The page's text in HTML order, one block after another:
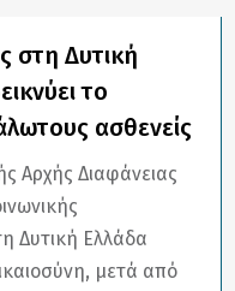
στη Δυτική
το
ασθενείς
Αρχής Διαφάνειας
Δυτική Ελλάδα
μετά από